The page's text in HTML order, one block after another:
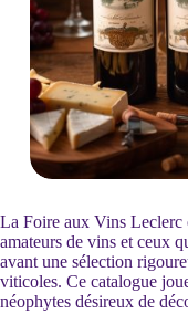
La Foire aux Vins Leclerc
amateurs de vins et ceux
avant une sélection
viticoles. Ce catalogue
néophytes désireux de